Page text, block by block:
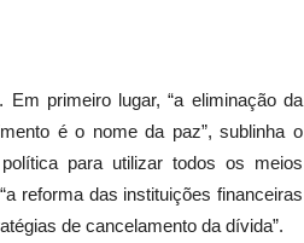
primeiro lugar, “a eliminação da
é o nome da paz”, sublinha o
para utilizar todos os meios
reforma das instituições financeiras
de cancelamento da dívida”.